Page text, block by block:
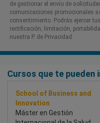
de gestionar el envío de
comunicaciones promocionales
consentimiento. Podrás ejercer
rectificación, limitación,
nuestra P. de Privacidad​
Cursos que te pueden
School of Business and
Innovation
Máster en Gestión